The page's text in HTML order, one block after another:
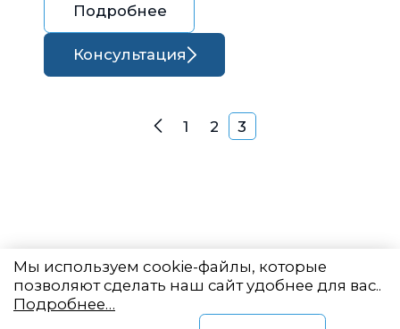
Подробнее
Консультация
Навигация по
Назад
1 2 3
Мы используем cookie-файлы, которые
позволяют сделать наш сайт удобнее для вас..
Подробнее…